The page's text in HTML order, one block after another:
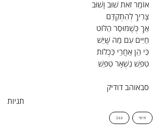
אוֹמֵר זֹאת שׁוּב וָשׁוּב
צָרִיךְ לְהִתְקַדֵּם
אַךְ כְּשֶׁמּוּסַר הַלּוֹט
חַיִּים עִם מַה שֶּׁיֵּשׁ
כִּי הֵן אַחֲרֵי כִּכְלוֹת
טִפֵּשׁ נִשְׁאָר טִפֵּשׁ
סבאוהב דודיק
תגיות
אישי עצב